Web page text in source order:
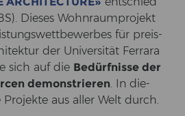
Die­ses Wohn­raum­pro­jekt
für preis­
der Uni­ver­si­tät Fer­ra­ra
sich auf die Be­dürf­nis­se der
de­mons­trie­ren. In die­
aus aller Welt durch.